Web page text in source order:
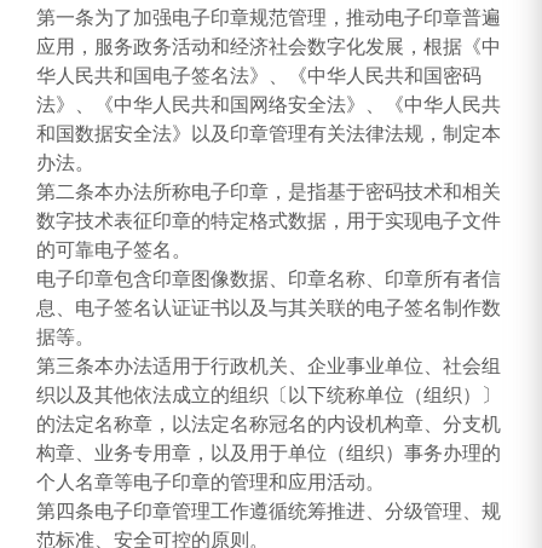
第一条为了加强电子印章规范管理，推动电子印章普遍
应用，服务政务活动和经济社会数字化发展，根据《中
华人民共和国电子签名法》、《中华人民共和国密码
法》、《中华人民共和国网络安全法》、《中华人民共
和国数据安全法》以及印章管理有关法律法规，制定本
办法。
第二条本办法所称电子印章，是指基于密码技术和相关
数字技术表征印章的特定格式数据，用于实现电子文件
的可靠电子签名。
电子印章包含印章图像数据、印章名称、印章所有者信
息、电子签名认证证书以及与其关联的电子签名制作数
据等。
第三条本办法适用于行政机关、企业事业单位、社会组
织以及其他依法成立的组织〔以下统称单位（组织）〕
的法定名称章，以法定名称冠名的内设机构章、分支机
构章、业务专用章，以及用于单位（组织）事务办理的
个人名章等电子印章的管理和应用活动。
第四条电子印章管理工作遵循统筹推进、分级管理、规
范标准、安全可控的原则。